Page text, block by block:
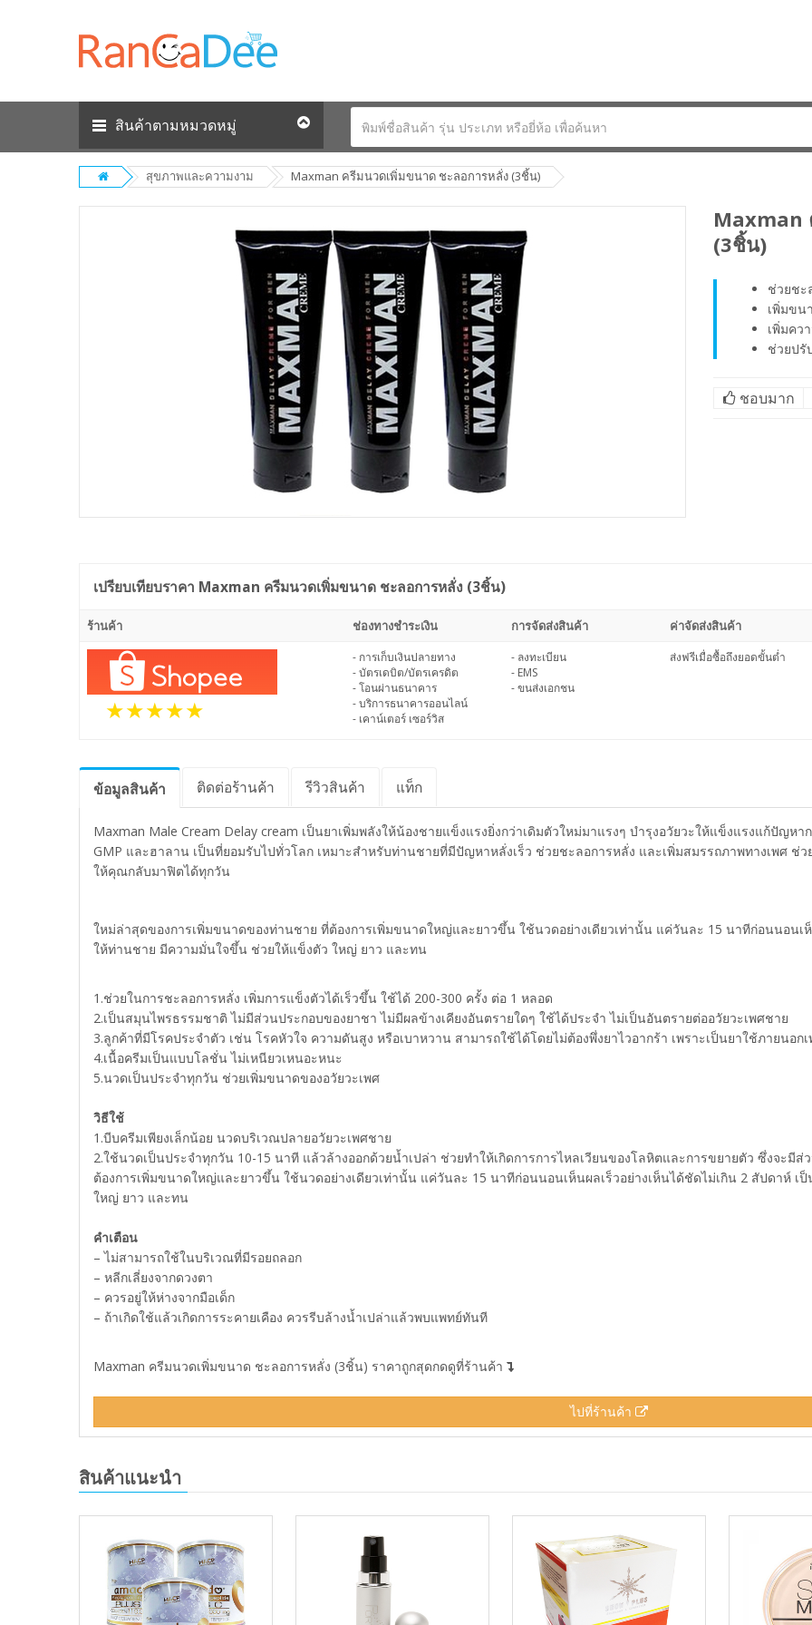
สินค้าตามหมวดหมู่
สุขภาพและความงาม Maxman ครีมนวดเพิ่มขนาด ชะลอการหลั่ง (3ชิ้น)
Maxman
(3ชิ้น)
ช่วยชะ
เพิ่มขน
เพิ่มคว
ช่วยปรั
ชอบมาก
เปรียบเทียบราคา Maxman ครีมนวดเพิ่มขนาด ชะลอการหลั่ง (3ชิ้น)
ร้านค้า ช่องทางชำระเงิน การจัดส่งสินค้า ค่าจัดส่งสินค้า
- การเก็บเงินปลายทาง
- บัตรเดบิต/บัตรเครดิต
- โอนผ่านธนาคาร
- บริการธนาคารออนไลน์
- เคาน์เตอร์ เซอร์วิส
- ลงทะเบียน
- EMS
- ขนส่งเอกชน
ส่งฟรีเมื่อซื้อถึงยอดขั้นต่ำ
ข้อมูลสินค้า ติดต่อร้านค้า รีวิวสินค้า แท็ก
Maxman Male Cream Delay cream เป็นยาเพิ่มพลังให้น้องชายแข็งแรงยิ่งกว่าเดิมตัวใหม่มาแรงๆ บำรุงอวัยวะให้แข็งแรงแก้ปัญห
GMP และฮาลาน เป็นที่ยอมรับไปทั่วโลก เหมาะสำหรับท่านชายที่มีปัญหาหลั่งเร็ว ช่วยชะลอการหลั่ง และเพิ่มสมรรถภาพทางเพศ ช่ว
ให้คุณกลับมาฟิตได้ทุกวัน
ใหม่ล่าสุดของการเพิ่มขนาดของท่านชาย ที่ต้องการเพิ่มขนาดใหญ่และยาวขึ้น ใช้นวดอย่างเดียวเท่านั้น แค่วันละ 15 นาทีก่อนนอนเ
ให้ท่านชาย มีความมั่นใจขึ้น ช่วยให้แข็งตัว ใหญ่ ยาว และทน
1.ช่วยในการชะลอการหลั่ง เพิ่มการแข็งตัวได้เร็วขึ้น ใช้ได้ 200-300 ครั้ง ต่อ 1 หลอด
2.เป็นสมุนไพรธรรมชาติ ไม่มีส่วนประกอบของยาชา ไม่มีผลข้างเคียงอันตรายใดๆ ใช้ได้ประจำ ไม่เป็นอันตรายต่ออวัยวะเพศชาย
3.ลูกค้าที่มีโรคประจำตัว เช่น โรคหัวใจ ความดันสูง หรือเบาหวาน สามารถใช้ได้โดยไม่ต้องพึ่งยาไวอากร้า เพราะเป็นยาใช้ภายนอก
4.เนื้อครีมเป็นแบบโลชั่น ไม่เหนียวเหนอะหนะ
5.นวดเป็นประจำทุกวัน ช่วยเพิ่มขนาดของอวัยวะเพศ
วิธีใช้
1.บีบครีมเพียงเล็กน้อย นวดบริเวณปลายอวัยวะเพศชาย
2.ใช้นวดเป็นประจำทุกวัน 10-15 นาที แล้วล้างออกด้วยน้ำเปล่า ช่วยทำให้เกิดการการไหลเวียนของโลหิตและการขยายตัว ซึ่งจะ
ต้องการเพิ่มขนาดใหญ่และยาวขึ้น ใช้นวดอย่างเดียวเท่านั้น แค่วันละ 15 นาทีก่อนนอนเห็นผลเร็วอย่างเห็นได้ชัดไม่เกิน 2 สัปดาห์
ใหญ่ ยาว และทน
คำเตือน
– ไม่สามารถใช้ในบริเวณที่มีรอยถลอก
– หลีกเลี่ยงจากดวงตา
– ควรอยู่ให้ห่างจากมือเด็ก
– ถ้าเกิดใช้แล้วเกิดการระคายเคือง ควรรีบล้างน้ำเปล่าแล้วพบแพทย์ทันที
Maxman ครีมนวดเพิ่มขนาด ชะลอการหลั่ง (3ชิ้น) ราคาถูกสุดกดดูที่ร้านค้า
ไปที่ร้านค้า
สินค้าแนะนำ